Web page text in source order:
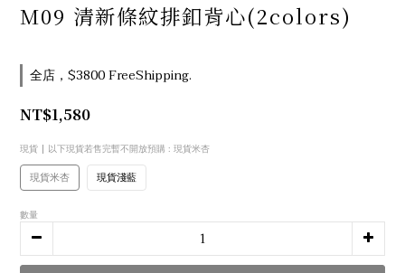
M09 清新條紋排釦背心(2colors)
全店，$3800 FreeShipping.
NT$1,580
現貨 | 以下現貨若售完暫不開放預購 : 現貨米杏
現貨米杏 現貨淺藍
數量